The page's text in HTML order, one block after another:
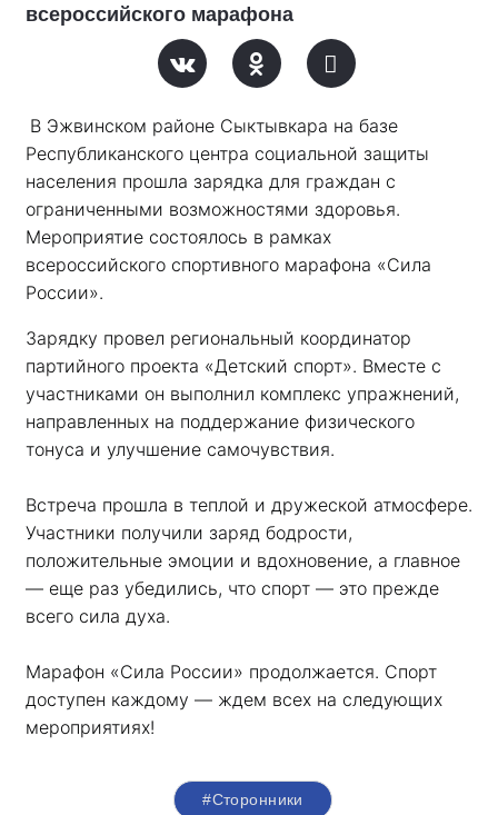
всероссийского марафона
В Эжвинском районе Сыктывкара на базе
Республиканского центра социальной защиты
населения прошла зарядка для граждан с
ограниченными возможностями здоровья.
Мероприятие состоялось в рамках
всероссийского спортивного марафона «Сила
России».
Зарядку провел региональный координатор
партийного проекта «Детский спорт». Вместе с
участниками он выполнил комплекс упражнений,
направленных на поддержание физического
тонуса и улучшение самочувствия.
Встреча прошла в теплой и дружеской атмосфере.
Участники получили заряд бодрости,
положительные эмоции и вдохновение, а главное
— еще раз убедились, что спорт — это прежде
всего сила духа.
Марафон «Сила России» продолжается. Спорт
доступен каждому — ждем всех на следующих
мероприятиях!
#Сторонники